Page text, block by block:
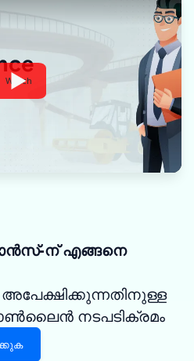
Watch
ന് എങ്ങനെ
അപേക്ഷിക്കുന്നതിനുള്ള
നടപടിക്രമം